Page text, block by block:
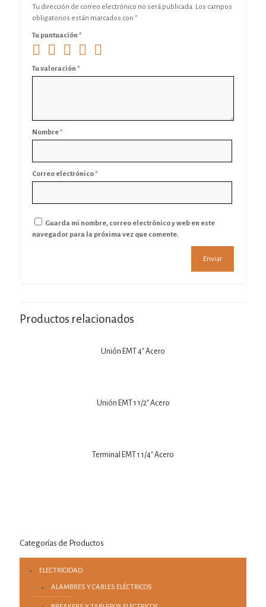
Tu dirección de correo electrónico no será publicada. Los campos
obligatorios están marcados con *
Tu puntuación *
Tu valoración *
Nombre*
Correo electrónico*
Guarda mi nombre, correo electrónico y web en este
navegador para la próxima vez que comente.
Productos relacionados
Unión EMT 4″ Acero
Unión EMT 1 1/2″ Acero
Terminal EMT 1 1/4″ Acero
Categorías de Productos
ELECTRICIDAD
ALAMBRES Y CABLES ELÉCTRICOS